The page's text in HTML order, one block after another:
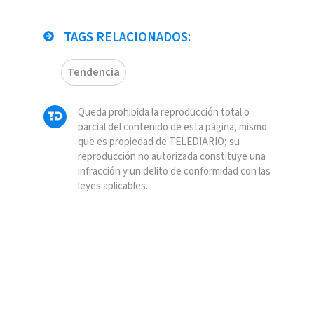
TAGS RELACIONADOS:
Tendencia
Queda prohibida la reproducción total o
parcial del contenido de esta página, mismo
que es propiedad de TELEDIARIO; su
reproducción no autorizada constituye una
infracción y un delito de conformidad con las
leyes aplicables.